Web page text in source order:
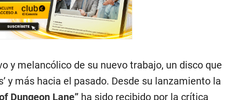
y melancólico de su nuevo trabajo, un disco que
y más hacia el pasado. Desde su lanzamiento la
Dungeon Lane”ha sido recibido por la crítica